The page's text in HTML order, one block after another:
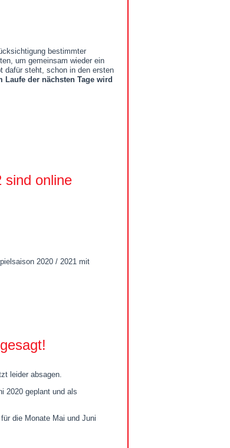
bestimmter
um gemeinsam wieder ein
dafür steht, schon in den ersten
Laufe der nächsten Tage wird
sind online
2020 / 2021 mit
leider absagen.
2020 geplant und als
die Monate Mai und Juni